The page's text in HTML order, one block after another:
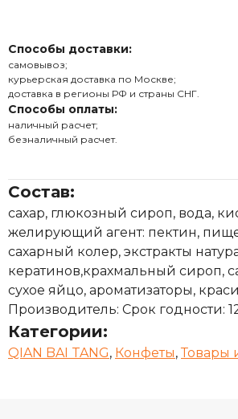
Способы доставки:
самовывоз;
курьерская доставка по Москве;
доставка в регионы РФ и страны СНГ.
Способы оплаты:
наличный расчет;
безналичный расчет.
Состав:
сахар, глюкозный сироп, вода,
желирующий агент: пектин,
сахарный колер, экстракты
кератинов,крахмальный сироп,
сухое яйцо, ароматизаторы,
Производитель: Срок годности:
Категории:
QIAN BAI TANG, Конфеты,Товары